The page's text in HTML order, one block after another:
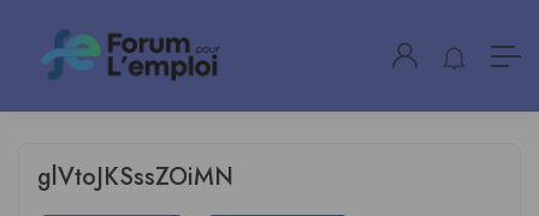
glVtoJKSssZOiMN